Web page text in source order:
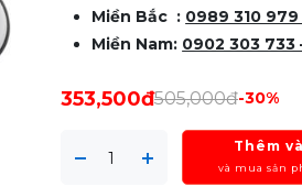
Miền Bắc : 0989 310
Miền Nam: 0902 303 733
353,500đ505,000đ-30%
Thêm
và mua sản